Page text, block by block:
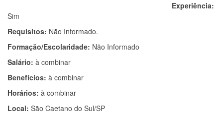
Experiência:
Sim
Requisitos: Não Informado.
Formação/Escolaridade: Não Informado
Salário: à combinar
Benefícios: à combinar
Horários: à combinar
Local: São Caetano do Sul/SP